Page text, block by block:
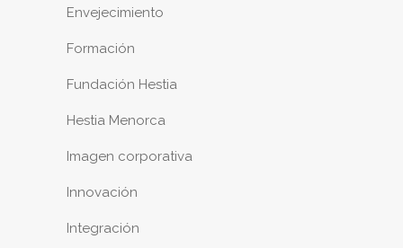
Envejecimiento
Formación
Fundación Hestia
Hestia Menorca
Imagen corporativa
Innovación
Integración